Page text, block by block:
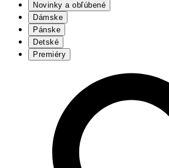
Novinky a obľúbené
Dámske
Pánske
Detské
Premiéry